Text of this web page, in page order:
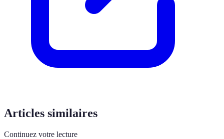
Articles similaires
Continuez votre lecture